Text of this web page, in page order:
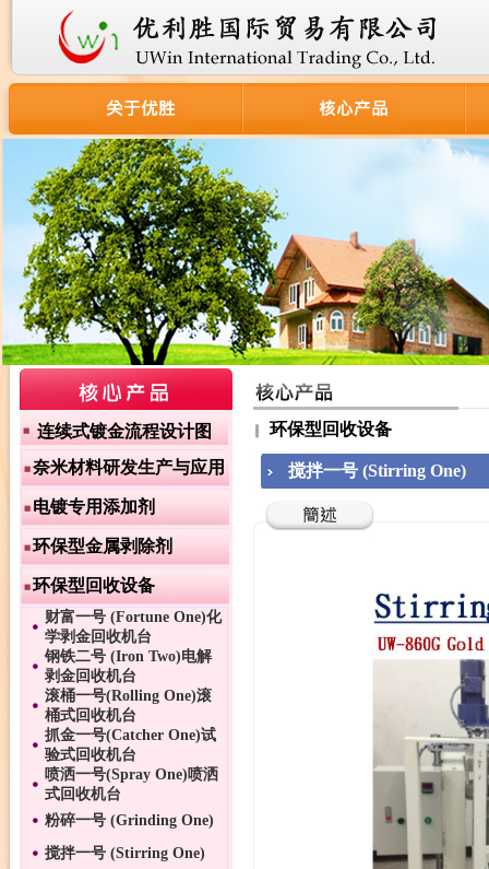
连续式镀金流程设计图
奈米材料研发生产与应用
电镀专用添加剂
环保型金属剥除剂
环保型回收设备
财富一号 (Fortune One)化
学剥金回收机台
钢铁二号 (Iron Two)电解
剥金回收机台
滚桶一号(Rolling One)滚
桶式回收机台
抓金一号(Catcher One)试
验式回收机台
喷洒一号(Spray One)喷洒
式回收机台
粉碎一号 (Grinding One)
搅拌一号 (Stirring One)
环保型回收设备
搅拌一号 (Stirring One)